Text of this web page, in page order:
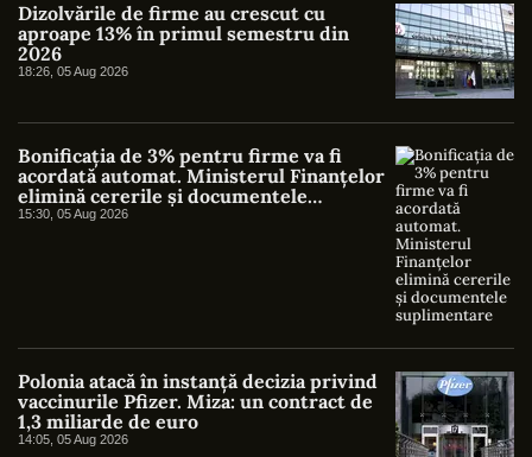
Dizolvările de firme au crescut cu
aproape 13% în primul semestru din
2026
18:26, 05 Aug 2026
Bonificația de 3% pentru firme va fi
acordată automat. Ministerul Finanțelor
elimină cererile și documentele
suplimentare
15:30, 05 Aug 2026
Polonia atacă în instanță decizia privind
vaccinurile Pfizer. Miza: un contract de
1,3 miliarde de euro
14:05, 05 Aug 2026